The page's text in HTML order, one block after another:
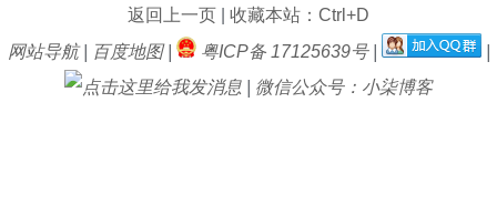
返回上一页
收藏本站：Ctrl+D
网站导航| 百度地图| 粤ICP备 17125639号
|
微信公众号：小柒博客